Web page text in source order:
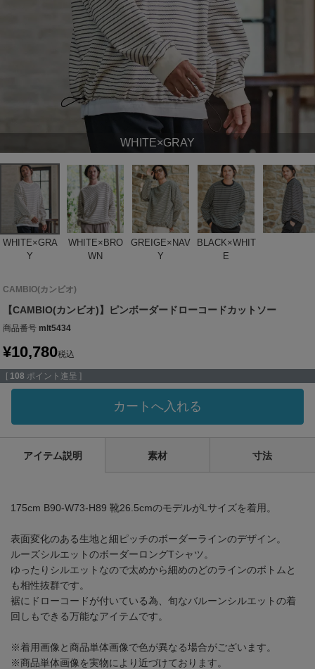
WHITE×GRAY
WHITE×GRA
Y
WHITE×BRO
WN
GREIGE×NAV
Y
BLACK×WHIT
E
CAMBIO(カンビオ)
【CAMBIO(カンビオ)】ピンボーダードローコードカットソー
商品番号 mlt5434
¥10,780税込
[ 108 ポイント進呈 ]
カートへ入れる
アイテム説明 素材 寸法
175cm B90-W73-H89 靴26.5cmのモデルがLサイズを着用。
表面変化のある生地と細ピッチのボーダーラインのデザイン。
ルーズシルエットのボーダーロングTシャツ。
ゆったりシルエットなので太めから細めのどのラインのボトムと
も相性抜群です。
裾にドローコードが付いている為、旬なバルーンシルエットの着
回しもできる万能なアイテムです。
※着用画像と商品単体画像で色が異なる場合がございます。
※商品単体画像を実物により近づけております。